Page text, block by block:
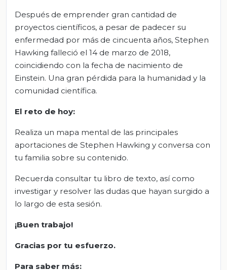
Después de emprender gran cantidad de
proyectos científicos, a pesar de padecer su
enfermedad por más de cincuenta años, Stephen
Hawking falleció el 14 de marzo de 2018,
coincidiendo con la fecha de nacimiento de
Einstein. Una gran pérdida para la humanidad y la
comunidad científica.
El reto de hoy:
Realiza un mapa mental de las principales
aportaciones de Stephen Hawking y conversa con
tu familia sobre su contenido.
Recuerda consultar tu libro de texto, así como
investigar y resolver las dudas que hayan surgido a
lo largo de esta sesión.
¡Buen trabajo!
Gracias por tu esfuerzo.
Para saber más: